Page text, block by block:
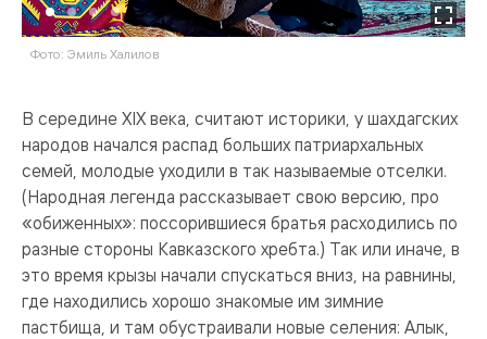
Фото: Эмиль Халилов
В середине XIX века, считают историки, у шахдагских
народов начался распад больших патриархальных
семей, молодые уходили в так называемые отселки.
(Народная легенда рассказывает свою версию, про
«обиженных»: поссорившиеся братья расходились по
разные стороны Кавказского хребта.) Так или иначе, в
это время крызы начали спускаться вниз, на равнины,
где находились хорошо знакомые им зимние
пастбища, и там обустраивали новые селения: Алык,